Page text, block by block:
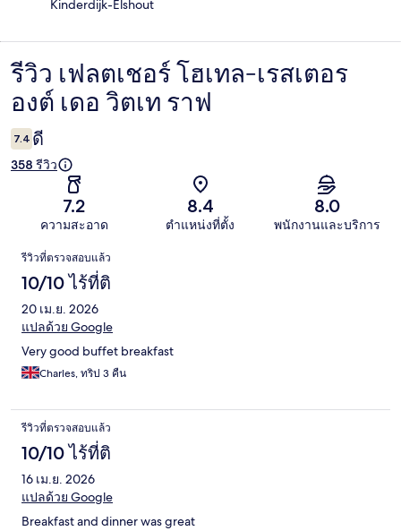
Kinderdijk-Elshout
รีวิว
รีวิว เฟลตเชอร์ โฮเทล-เรสเตอร
องต์ เดอ วิตเท ราฟ
7.4 ดี
358 รีวิว
7.2
ความสะอาด
8.4
ตำแหน่งที่ตั้ง
8.0
พนักงานและบริการ
รีวิว
รีวิวที่ตรวจสอบแล้ว
10/10 ไร้ที่ติ
20 เม.ย. 2026
แปลด้วย Google
Very good buffet breakfast
Charles, ทริป 3 คืน
รีวิวที่ตรวจสอบแล้ว
10/10 ไร้ที่ติ
16 เม.ย. 2026
แปลด้วย Google
Breakfast and dinner was great